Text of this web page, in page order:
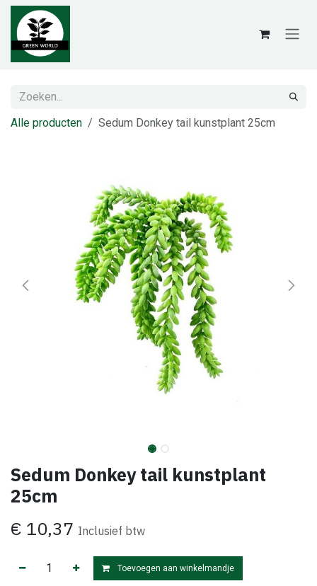
Overslaan naar inhoud
Alle producten Sedum Donkey tail kunstplant 25cm
Sedum Donkey tail kunstplant
25cm
€ 10,37 Inclusief btw
Toevoegen aan winkelmandje